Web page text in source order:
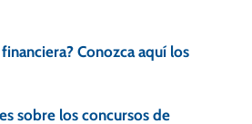
Conozca aquí los
sobre los concursos de